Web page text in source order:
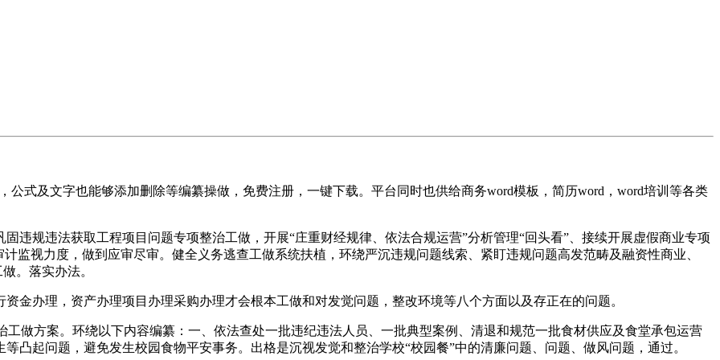
及文字也能够添加删除等编纂操做，免费注册，一键下载。平台同时也供给商务word模板，简历word，word培训等各类
规违法获取工程项目问题专项整治工做，开展“庄重财经规律、依法合规运营”分析管理“回头看”、接续开展虚假商业专项
监视力度，做到应审尽审。健全义务逃查工做系统扶植，环绕严沉违规问题线索、紧盯违规问题高发范畴及融资性商业、
。落实办法。
办理，资产办理项目办理采购办理才会根本工做和对发觉问题，整改环境等八个方面以及存正在的问题。
方案。环绕以下内容编纂：一、依法查处一批违纪违法人员、一批典型案例、清退和规范一批食材供应及食堂承包运营
凸起问题，避免发生校园食物平安事务。出格是沉视发觉和整治学校“校园餐”中的清廉问题、问题、做风问题，通过。